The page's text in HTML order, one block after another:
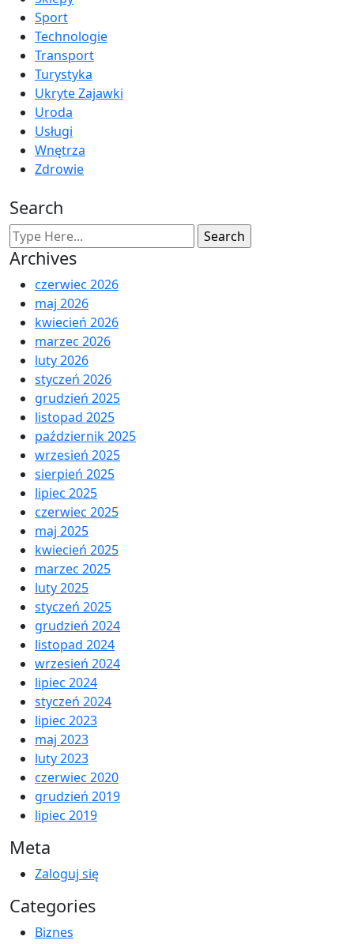
Sport
Technologie
Transport
Turystyka
Ukryte Zajawki
Uroda
Usługi
Wnętrza
Zdrowie
Search
Archives
czerwiec 2026
maj 2026
kwiecień 2026
marzec 2026
luty 2026
styczeń 2026
grudzień 2025
listopad 2025
październik 2025
wrzesień 2025
sierpień 2025
lipiec 2025
czerwiec 2025
maj 2025
kwiecień 2025
marzec 2025
luty 2025
styczeń 2025
grudzień 2024
listopad 2024
wrzesień 2024
lipiec 2024
styczeń 2024
lipiec 2023
maj 2023
luty 2023
czerwiec 2020
grudzień 2019
lipiec 2019
Meta
Zaloguj się
Categories
Biznes